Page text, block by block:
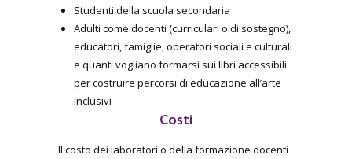
Studenti della scuola secondaria
Adulti come docenti (curriculari o di sostegno),
educatori, famiglie, operatori sociali e culturali
e quanti vogliano formarsi sui libri accessibili
per costruire percorsi di educazione all’arte
inclusivi
Costi
Il costo dei laboratori o della formazione docenti